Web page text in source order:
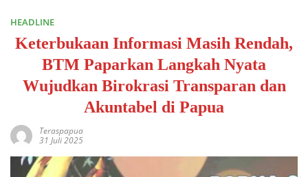
HEADLINE
Keterbukaan Informasi Masih Rendah,
BTM Paparkan Langkah Nyata
Wujudkan Birokrasi Transparan dan
Akuntabel di Papua
Teraspapua
31 Juli 2025